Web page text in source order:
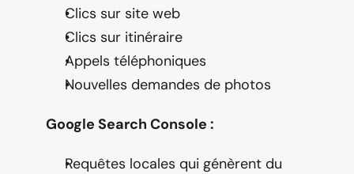
Clics sur site web
Clics sur itinéraire
Appels téléphoniques
Nouvelles demandes de photos
Google Search Console :
Requêtes locales qui génèrent du